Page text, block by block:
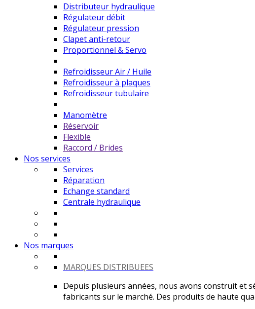
Distributeur hydraulique
Régulateur débit
Régulateur pression
Clapet anti-retour
Proportionnel & Servo
Refroidisseur Air / Huile
Refroidisseur à plaques
Refroidisseur tubulaire
Manomètre
Réservoir
Flexible
Raccord / Brides
Nos services
Services
Réparation
Echange standard
Centrale hydraulique
Nos marques
MARQUES DISTRIBUEES
Depuis plusieurs années, nous avons construit et
fabricants sur le marché. Des produits de haute